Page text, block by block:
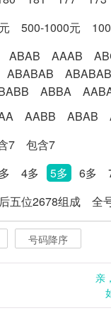
500-1000元
ABAB AAAB
ABABAB
ABBA
AABB ABAB
7
包含7
4多 5多 6多
后五位2678组成 全
号码降序
亲